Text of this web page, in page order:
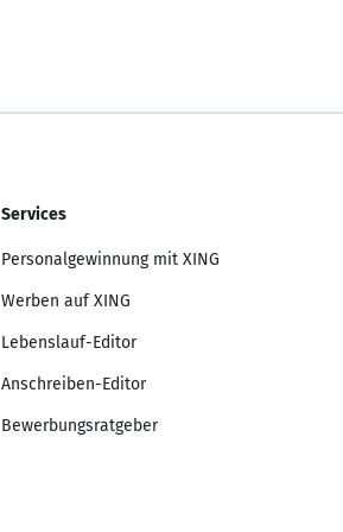
Services
Personalgewinnung mit XING
Werben auf XING
Lebenslauf-Editor
Anschreiben-Editor
Bewerbungsratgeber